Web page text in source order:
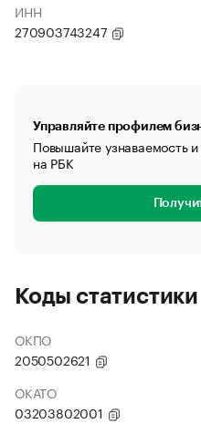
ИНН
270903743247
Управляйте профилем
Повышайте узнаваемость
на РБК
Коды статистики
ОКПО
2050502621
ОКАТО
03203802001